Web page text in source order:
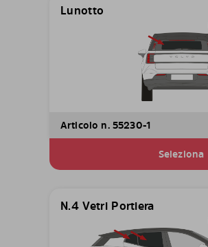
Lunotto
Articolo n. 55230-1
Seleziona
N.4 Vetri Portiera